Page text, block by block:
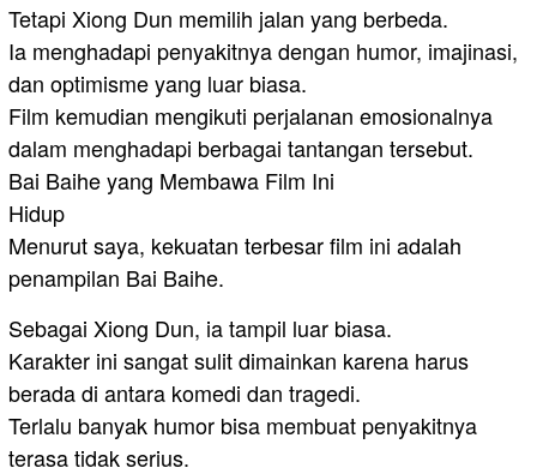
Tetapi Xiong Dun memilih jalan yang berbeda.
Ia menghadapi penyakitnya dengan humor, imajinasi,
dan optimisme yang luar biasa.
Film kemudian mengikuti perjalanan emosionalnya
dalam menghadapi berbagai tantangan tersebut.
Bai Baihe yang Membawa Film Ini
Hidup
Menurut saya, kekuatan terbesar film ini adalah
penampilan Bai Baihe.
Sebagai Xiong Dun, ia tampil luar biasa.
Karakter ini sangat sulit dimainkan karena harus
berada di antara komedi dan tragedi.
Terlalu banyak humor bisa membuat penyakitnya
terasa tidak serius.